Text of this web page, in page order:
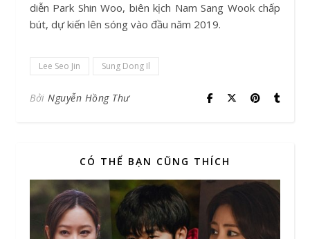
diễn Park Shin Woo, biên kịch Nam Sang Wook chấp
bút, dự kiến lên sóng vào đầu năm 2019.
Lee Seo Jin Sung Dong Il
Bởi Nguyễn Hồng Thư
CÓ THỂ BẠN CŨNG THÍCH